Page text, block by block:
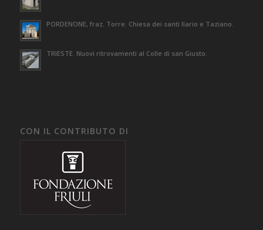
PORDENONE, fraz. Torre. Chiesa dei santi Ilario e Taziano.
TRIESTE. Nuovi ritrovamenti al Colle di san Giusto.
CON IL CONTRIBUTO DI